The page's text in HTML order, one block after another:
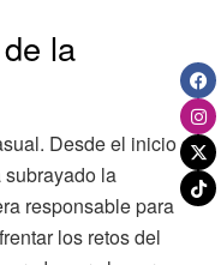
la
Desde el inicio de
la
responsable para
los retos del